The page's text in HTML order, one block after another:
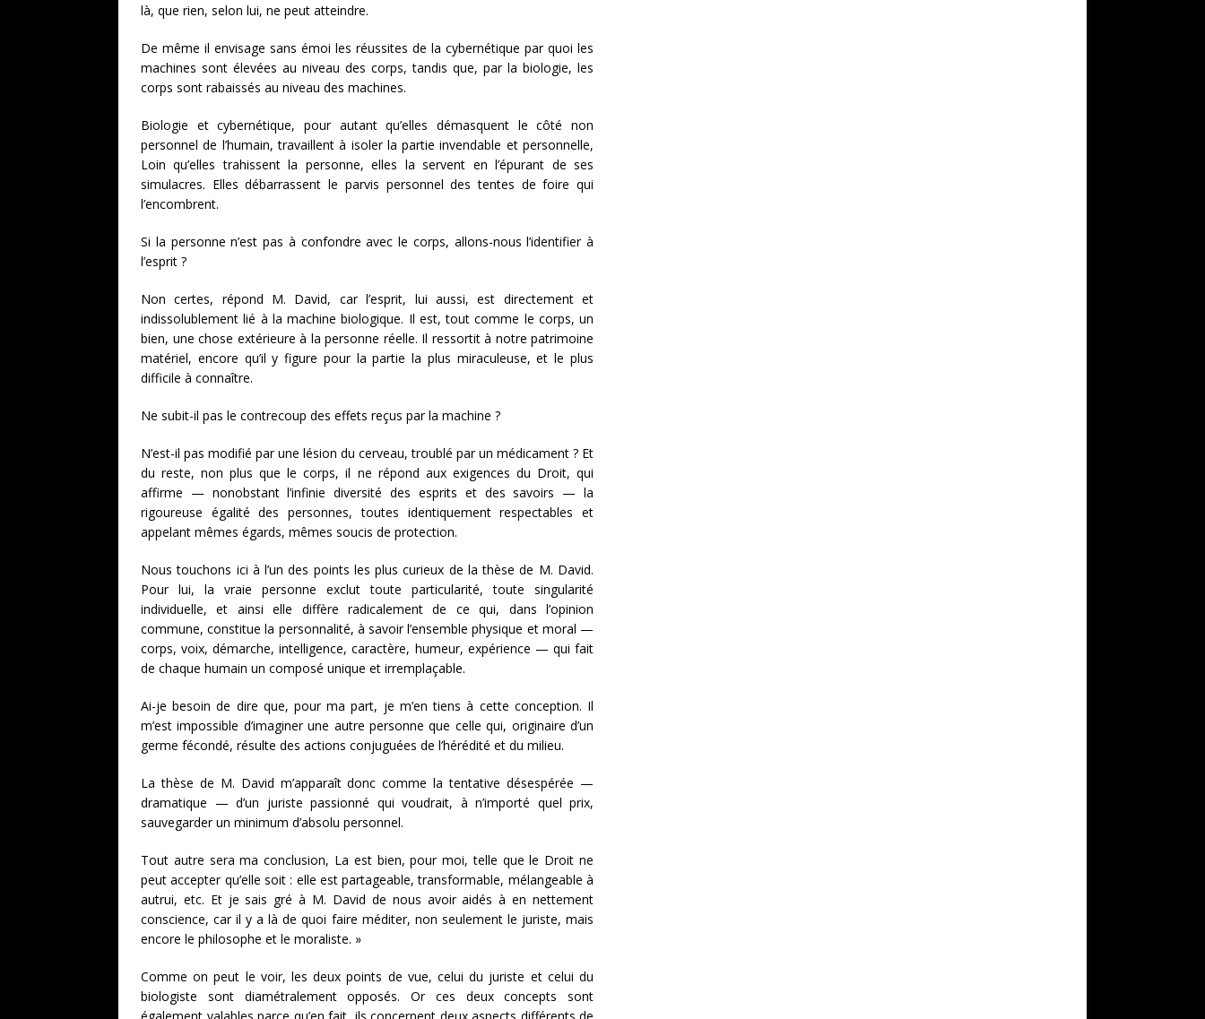
là, que rien, selon lui, ne peut atteindre.
De même il envisage sans émoi les réussites de la cybernétique par quoi les
machines sont élevées au niveau des corps, tandis que, par la biologie, les
corps sont rabaissés au niveau des machines.
Biologie et cybernétique, pour autant qu’elles démasquent le côté non
personnel de l’humain, travaillent à isoler la partie invendable et personnelle,
Loin qu’elles trahissent la personne, elles la servent en l’épurant de ses
simulacres. Elles débarrassent le parvis personnel des tentes de foire qui
l’encombrent.
Si la personne n’est pas à confondre avec le corps, allons-nous l’identifier à
l’esprit ?
Non certes, répond M. David, car l’esprit, lui aussi, est directement et
indissolublement lié à la machine biologique. Il est, tout comme le corps, un
bien, une chose extérieure à la personne réelle. Il ressortit à notre patrimoine
matériel, encore qu’il y figure pour la partie la plus miraculeuse, et le plus
difficile à connaître.
Ne subit-il pas le contrecoup des effets reçus par la machine ?
N’est-il pas modifié par une lésion du cerveau, troublé par un médicament ? Et
du reste, non plus que le corps, il ne répond aux exigences du Droit, qui
affirme — nonobstant l’infinie diversité des esprits et des savoirs — la
rigoureuse égalité des personnes, toutes identiquement respectables et
appelant mêmes égards, mêmes soucis de protection.
Nous touchons ici à l’un des points les plus curieux de la thèse de M. David.
Pour lui, la vraie personne exclut toute particularité, toute singularité
individuelle, et ainsi elle diffère radicalement de ce qui, dans l’opinion
commune, constitue la personnalité, à savoir l’ensemble physique et moral —
corps, voix, démarche, intelligence, caractère, humeur, expérience — qui fait
de chaque humain un composé unique et irremplaçable.
Ai-je besoin de dire que, pour ma part, je m’en tiens à cette conception. Il
m’est impossible d’imaginer une autre personne que celle qui, originaire d’un
germe fécondé, résulte des actions conjuguées de l’hérédité et du milieu.
La thèse de M. David m’apparaît donc comme la tentative désespérée —
dramatique — d’un juriste passionné qui voudrait, à n’importé quel prix,
sauvegarder un minimum d’absolu personnel.
Tout autre sera ma conclusion, La est bien, pour moi, telle que le Droit ne
peut accepter qu’elle soit : elle est partageable, transformable, mélangeable à
autrui, etc. Et je sais gré à M. David de nous avoir aidés à en nettement
conscience, car il y a là de quoi faire méditer, non seulement le juriste, mais
encore le philosophe et le moraliste. »
Comme on peut le voir, les deux points de vue, celui du juriste et celui du
biologiste sont diamétralement opposés. Or ces deux concepts sont